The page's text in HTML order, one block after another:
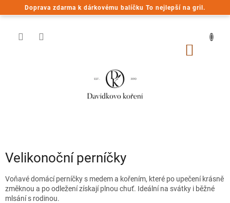
Doprava zdarma k dárkovému balíčku To nejlepší na gril.
na
Velikonoční perníčky
Voňavé domácí perníčky s medem a kořením, které po upečení krásně
změknou a po odležení získají plnou chuť. Ideální na svátky i běžné
mlsání s rodinou.